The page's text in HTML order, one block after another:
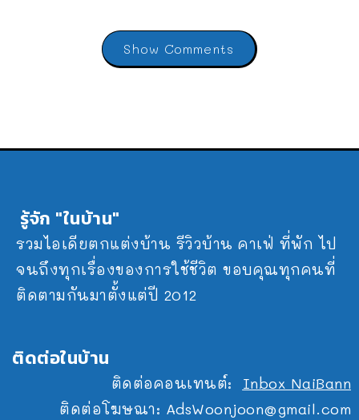
Show Comments
รู้จัก "ในบ้าน"
รวมไอเดียตกแต่งบ้าน รีวิวบ้าน คาเฟ่ ที่พัก ไป
จนถึงทุกเรื่องของการใช้ชีวิต ขอบคุณทุกคนที่
ติดตามกันมาตั้งแต่ปี 2012
ติดต่อในบ้าน
ติดต่อคอนเทนต์: Inbox NaiBann
ติดต่อโฆษณา: AdsWoonjoon@gmail.com